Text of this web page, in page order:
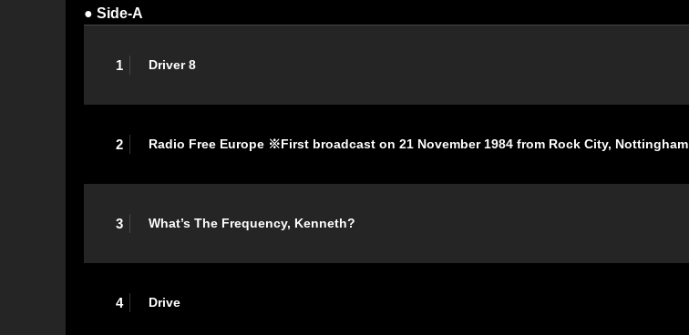
● Side-A
1 Driver 8
2 Radio Free Europe ※First broadcast on 21 November 1984 from Rock City, Nottingham
3 What’s The Frequency, Kenneth?
4 Drive